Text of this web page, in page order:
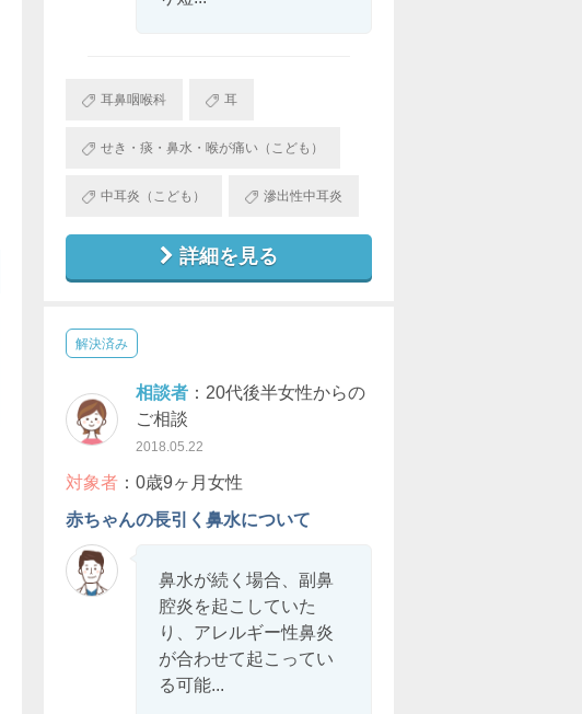
耳鼻咽喉科 耳
せき・痰・鼻水・喉が痛い（こども）
中耳炎（こども） 滲出性中耳炎
詳細を見る
解決済み
相談者：20代後半女性からの
ご相談
2018.05.22
対象者：0歳9ヶ月女性
赤ちゃんの長引く鼻水について
鼻水が続く場合、副鼻
腔炎を起こしていた
り、アレルギー性鼻炎
が合わせて起こってい
る可能...